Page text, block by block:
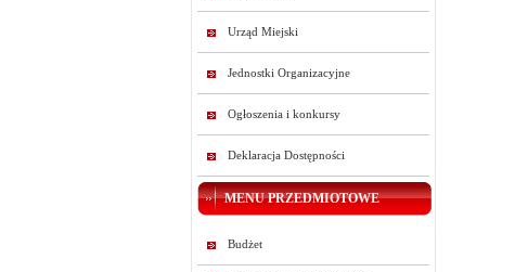
Urząd Miejski
Jednostki Organizacyjne
Ogłoszenia i konkursy
Deklaracja Dostępności
MENU PRZEDMIOTOWE
Budżet